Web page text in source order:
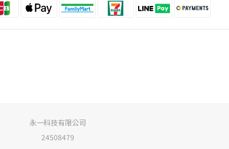
永一科技有限公司
24508479